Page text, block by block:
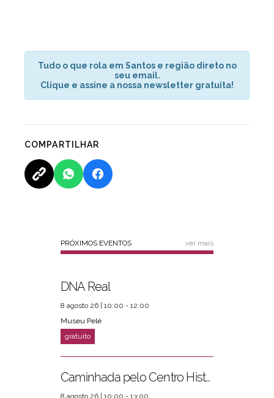
Tudo o que rola em Santos e região direto no
seu email.
Clique e assine a nossa newsletter gratuita!
COMPARTILHAR
PRÓXIMOS EVENTOS ver mais
DNA Real
8 agosto 26 | 10:00 - 12:00
Museu Pelé
Caminhada pelo Centro Histórico
8 agosto 26 | 10:00 - 13:00